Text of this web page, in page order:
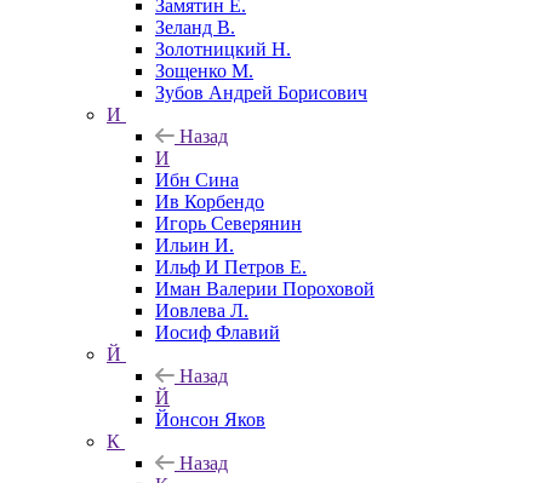
Замятин Е.
Зеланд В.
Золотницкий Н.
Зощенко М.
Зубов Андрей Борисович
И
Назад
И
Ибн Сина
Ив Корбендо
Игорь Северянин
Ильин И.
Ильф И Петров Е.
Иман Валерии Пороховой
Иовлева Л.
Иосиф Флавий
Й
Назад
Й
Йонсон Яков
К
Назад